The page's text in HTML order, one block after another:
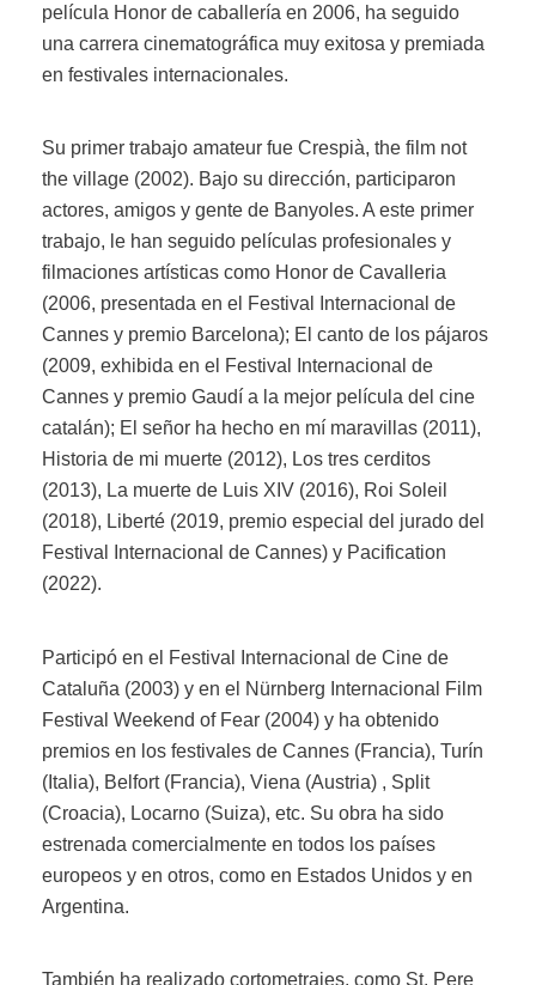
película Honor de caballería en 2006, ha seguido
una carrera cinematográfica muy exitosa y premiada
en festivales internacionales.
Su primer trabajo amateur fue Crespià, the film not
the village (2002). Bajo su dirección, participaron
actores, amigos y gente de Banyoles. A este primer
trabajo, le han seguido películas profesionales y
filmaciones artísticas como Honor de Cavalleria
(2006, presentada en el Festival Internacional de
Cannes y premio Barcelona); El canto de los pájaros
(2009, exhibida en el Festival Internacional de
Cannes y premio Gaudí a la mejor película del cine
catalán); El señor ha hecho en mí maravillas (2011),
Historia de mi muerte (2012), Los tres cerditos
(2013), La muerte de Luis XIV (2016), Roi Soleil
(2018), Liberté (2019, premio especial del jurado del
Festival Internacional de Cannes) y Pacification
(2022).
Participó en el Festival Internacional de Cine de
Cataluña (2003) y en el Nürnberg Internacional Film
Festival Weekend of Fear (2004) y ha obtenido
premios en los festivales de Cannes (Francia), Turín
(Italia), Belfort (Francia), Viena (Austria) , Split
(Croacia), Locarno (Suiza), etc. Su obra ha sido
estrenada comercialmente en todos los países
europeos y en otros, como en Estados Unidos y en
Argentina.
También ha realizado cortometrajes, como St. Pere